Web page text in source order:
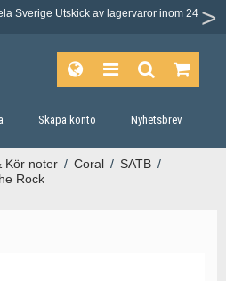
Sverige Utskick av lagervaror inom 24
Skapa konto Nyhetsbrev
Kör noter / Coral / SATB /
Rock